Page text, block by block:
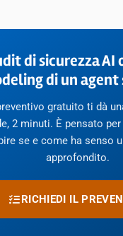
di sicurezza AI
di un agent
gratuito ti dà
2 minuti. È pensato
se e come ha senso
approfondito.
RICHIEDI IL